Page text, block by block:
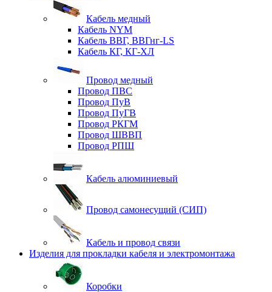
Кабель медный
Кабель NYM
Кабель ВВГ, ВВГнг-LS
Кабель КГ, КГ-ХЛ
Провод медный
Провод ПВС
Провод ПуВ
Провод ПуГВ
Провод РКГМ
Провод ШВВП
Провод РПШ
Кабель алюминиевый
Провод самонесущий (СИП)
Кабель и провод связи
Изделия для прокладки кабеля и электромонтажа
Коробки